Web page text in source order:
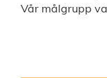
Vår målgrupp